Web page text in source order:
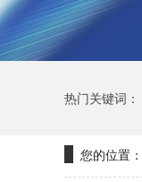
热门关键词：
您的位置：